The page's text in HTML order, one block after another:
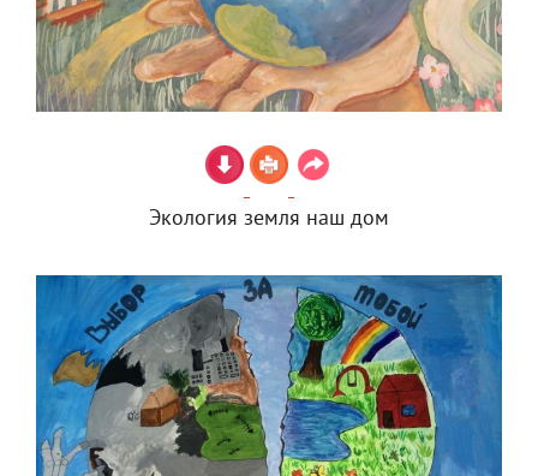
Экология земля наш дом